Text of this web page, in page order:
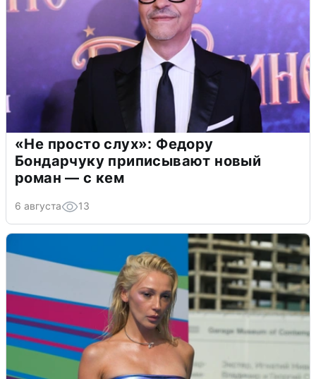
«Не просто слух»: Федору
Бондарчуку приписывают новый
роман — с кем
6 августа 13